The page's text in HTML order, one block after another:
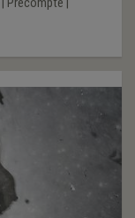
Précompte